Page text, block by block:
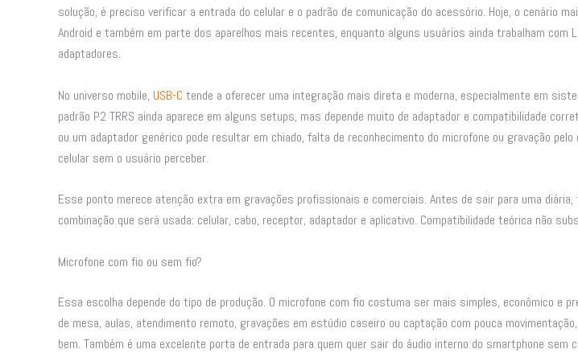
solução, é preciso verificar a entrada do celular e o padrão de comunicação do acessório. Hoje, o cenário
Android e também em parte dos aparelhos mais recentes, enquanto alguns usuários ainda trabalham com
adaptadores.
No universo mobile, USB-C tende a oferecer uma integração mais direta e moderna, especialmente em
padrão P2 TRRS ainda aparece em alguns setups, mas depende muito de adaptador e compatibilidade
ou um adaptador genérico pode resultar em chiado, falta de reconhecimento do microfone ou gravação
celular sem o usuário perceber.
Esse ponto merece atenção extra em gravações profissionais e comerciais. Antes de sair para uma
combinação que será usada: celular, cabo, receptor, adaptador e aplicativo. Compatibilidade teórica não
Microfone com fio ou sem fio?
Essa escolha depende do tipo de produção. O microfone com fio costuma ser mais simples, econômico e
de mesa, aulas, atendimento remoto, gravações em estúdio caseiro ou captação com pouca
bem. Também é uma excelente porta de entrada para quem quer sair do áudio interno do smartphone sem